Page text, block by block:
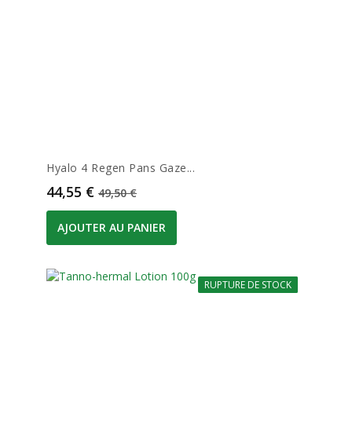
Hyalo 4 Regen Pans Gaze...
Prix
44,55 € Prix de base
49,50 €
AJOUTER AU PANIER
-10%
RUPTURE DE STOCK